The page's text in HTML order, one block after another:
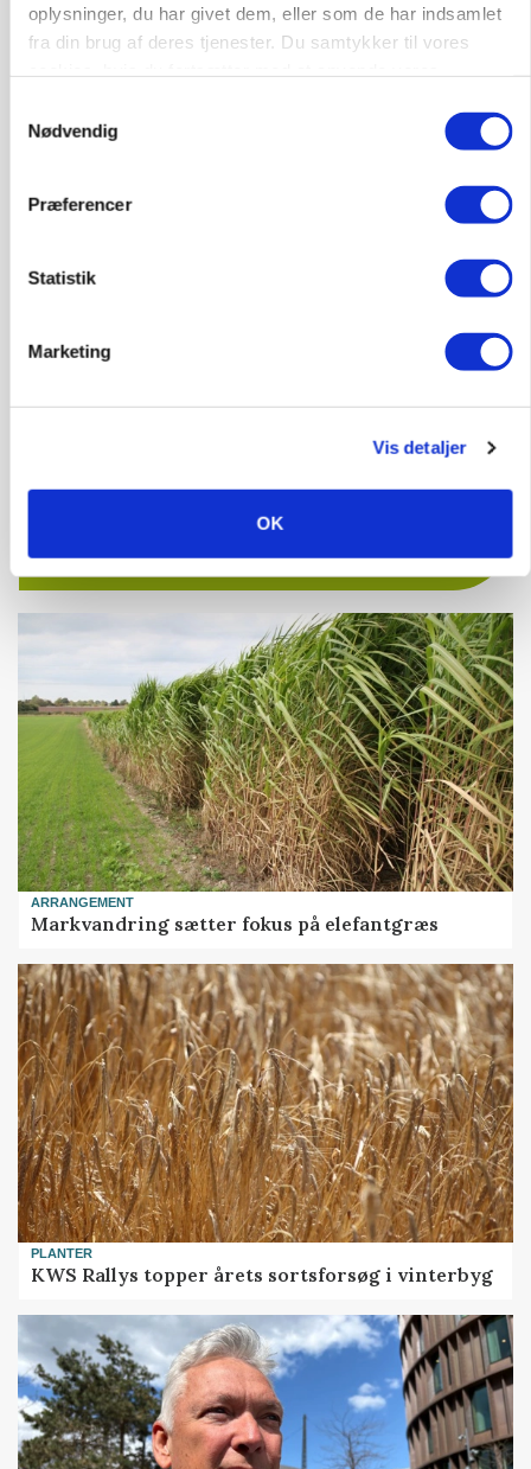
oplysninger, du har givet dem, eller som de har indsamlet
fra din brug af deres tjenester. Du samtykker til vores
Nødvendig
Præferencer
Statistik
Marketing
Vis detaljer
OK
Grise
03. aug.
Kalvepasser til ejendom i udvikling søges
Leder til klimastald
ARRANGEMENT
Markvandring sætter fokus på elefantgræs
PLANTER
KWS Rallys topper årets sortsforsøg i vinterbyg